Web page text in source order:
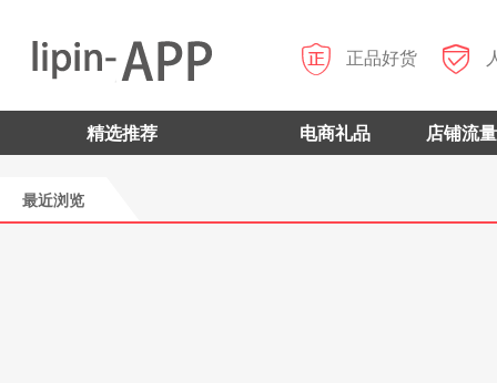
 正品好货 
精选推荐 电商礼品 店铺流量
最近浏览